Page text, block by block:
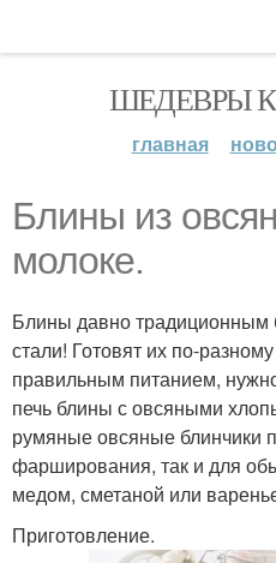
ШЕДЕВРЫ
главная
Блины из
молоке.
Блины давно традиционным
стали! Готовят их по-
правильным питанием,
печь блины с овсяными
румяные овсяные блинчики
фарширования, так и для
медом, сметаной или
Приготовление.